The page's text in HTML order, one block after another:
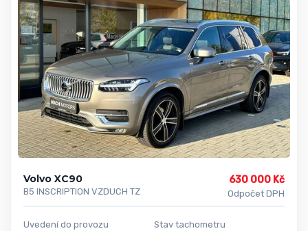
Volvo XC90
B5 INSCRIPTION VZDUCH TZ
630 000 Kč
Odpočet DPH
Uvedení do provozu
Stav tachometru